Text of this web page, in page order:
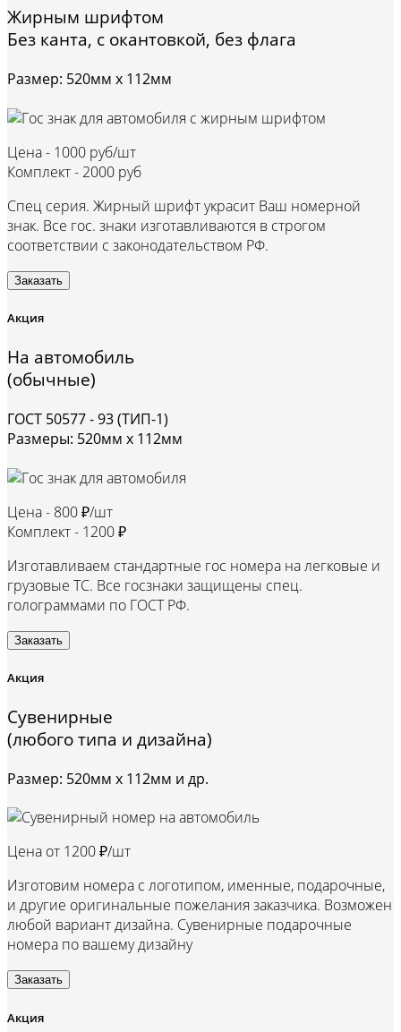
Жирным шрифтом
Без канта, с окантовкой, без флага
Размер: 520мм х 112мм
Цена - 1000 руб/шт
Комплект - 2000 руб
Спец серия. Жирный шрифт украсит Ваш номерной
знак. Все гос. знаки изготавливаются в строгом
соответствии с законодательством РФ.
Заказать
Акция
На автомобиль
(обычные)
ГОСТ 50577 - 93 (ТИП-1)
Размеры: 520мм х 112мм
Цена - 800 ₽/шт
Комплект - 1200 ₽
Изготавливаем стандартные гос номера на легковые и
грузовые ТС. Все госзнаки защищены спец.
голограммами по ГОСТ РФ.
Заказать
Акция
Сувенирные
(любого типа и дизайна)
Размер: 520мм х 112мм и др.
Цена от 1200 ₽/шт
Изготовим номера с логотипом, именные, подарочные,
и другие оригинальные пожелания заказчика. Возможен
любой вариант дизайна. Сувенирные подарочные
номера по вашему дизайну
Заказать
Акция